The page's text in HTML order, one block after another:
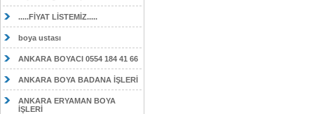
.....FİYAT LİSTEMİZ.....
boya ustası
ANKARA BOYACI 0554 184 41 66
ANKARA BOYA BADANA İŞLERİ
ANKARA ERYAMAN BOYA
İŞLERİ